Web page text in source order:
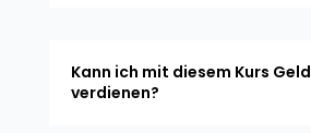
Kann ich mit diesem Kurs Geld
verdienen?